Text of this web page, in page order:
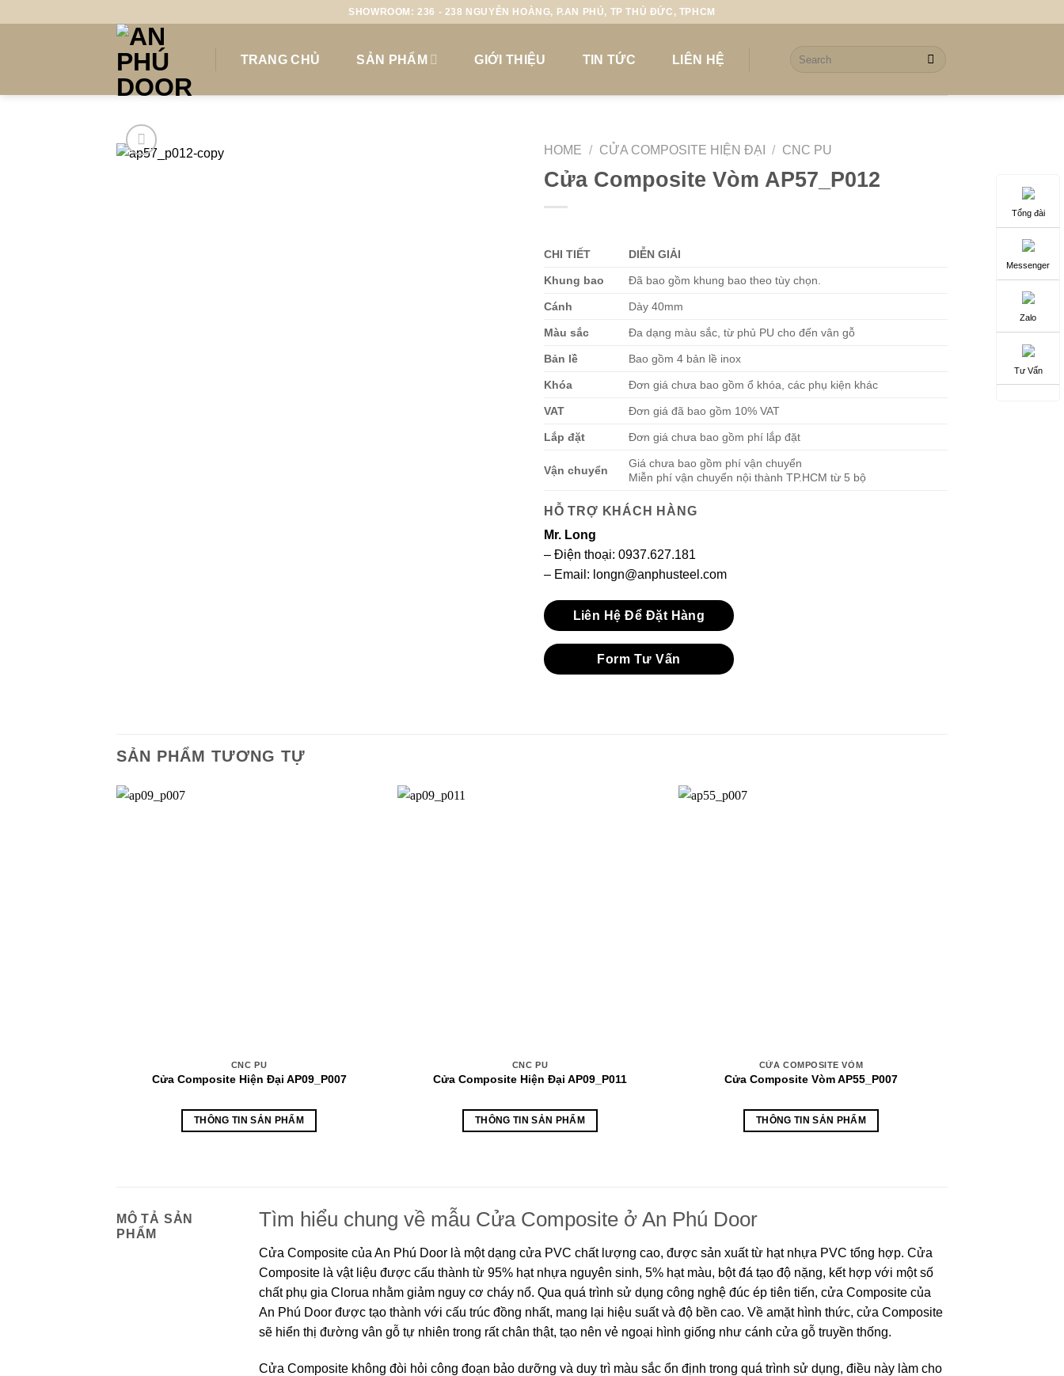
SHOWROOM: 236 - 238 NGUYỄN HOÀNG, P.AN PHÚ, TP THỦ ĐỨC, TPHCM
TRANG CHỦ SẢN PHẨM GIỚI THIỆU TIN TỨC LIÊN HỆ
HOME / CỬA COMPOSITE HIỆN ĐẠI / CNC PU
Cửa Composite Vòm AP57_P012
CHI TIẾT DIỄN GIẢI
Khung bao Đã bao gồm khung bao theo tùy chọn.
Cánh Dày 40mm
Màu sắc Đa dạng màu sắc, từ phủ PU cho đến vân gỗ
Bản lề Bao gồm 4 bản lề inox
Khóa Đơn giá chưa bao gồm ổ khóa, các phụ kiện khác
VAT Đơn giá đã bao gồm 10% VAT
Lắp đặt Đơn giá chưa bao gồm phí lắp đặt
Vận chuyển
Giá chưa bao gồm phí vận chuyển
Miễn phí vận chuyển nội thành TP.HCM từ 5 bộ
HỖ TRỢ KHÁCH HÀNG
Mr. Long
– Điện thoại: 0937.627.181
– Email: longn@anphusteel.com
Liên Hệ Để Đặt Hàng
Form Tư Vấn
SẢN PHẨM TƯƠNG TỰ
CNC PU
Cửa Composite Hiện Đại AP09_P007
THÔNG TIN SẢN PHẨM
CNC PU
Cửa Composite Hiện Đại AP09_P011
THÔNG TIN SẢN PHẨM
CỬA COMPOSITE VÒM
Cửa Composite Vòm AP55_P007
THÔNG TIN SẢN PHẨM
MÔ TẢ SẢN
PHẨM
Tìm hiểu chung về mẫu Cửa Composite ở An Phú Door
Cửa Composite của An Phú Door là một dạng cửa PVC chất lượng cao, được sản xuất từ hạt nhựa PVC tổng hợp. Cửa
Composite là vật liệu được cấu thành từ 95% hạt nhựa nguyên sinh, 5% hạt màu, bột đá tạo độ nặng, kết hợp với một số
chất phụ gia Clorua nhằm giảm nguy cơ cháy nổ. Qua quá trình sử dụng công nghệ đúc ép tiên tiến, cửa Composite của
An Phú Door được tạo thành với cấu trúc đồng nhất, mang lại hiệu suất và độ bền cao. Về amặt hình thức, cửa Composite
sẽ hiển thị đường vân gỗ tự nhiên trong rất chân thật, tạo nên vẻ ngoại hình giống như cánh cửa gỗ truyền thống.
Cửa Composite không đòi hỏi công đoạn bảo dưỡng và duy trì màu sắc ổn định trong quá trình sử dụng, điều này làm cho
Tổng đài
Messenger
Zalo
Tư Vấn